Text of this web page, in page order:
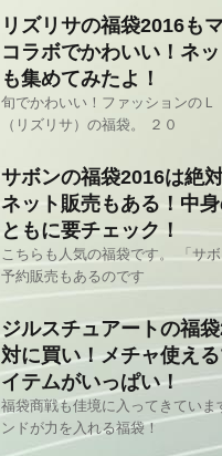
リズリサの福袋2016も
コラボでかわいい！ネ
も集めてみたよ！
旬でかわいい！ファッションのＬ
（リズリサ）の福袋。 ２０
サボンの福袋2016は絶
ネット販売もある！中
ともに要チェック！
こちらも人気の福袋です。 「サボ
予約販売もあるのです
ジルスチュアートの福
対に買い！メチャ使え
イテムがいっぱい！
福袋商戦も佳境に入ってきていま
ンドが力を入れる福袋！